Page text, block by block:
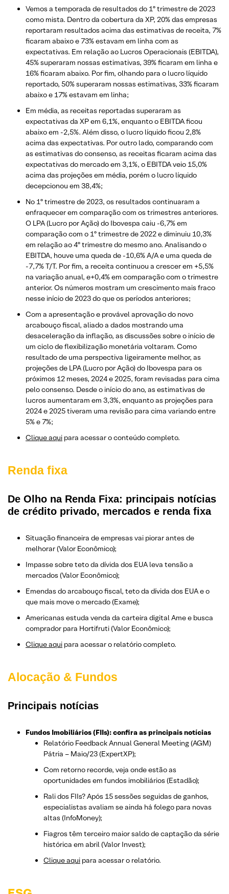
Vemos a temporada de resultados do 1º trimestre de 2023
como mista. Dentro da cobertura da XP, 20% das empresas
reportaram resultados acima das estimativas de receita, 7%
ficaram abaixo e 73% estavam em linha com as
expectativas. Em relação ao Lucros Operacionais (EBITDA),
45% superaram nossas estimativas, 39% ficaram em linha e
16% ficaram abaixo. Por fim, olhando para o lucro líquido
reportado, 50% superaram nossas estimativas, 33% ficaram
abaixo e 17% estavam em linha;
Em média, as receitas reportadas superaram as
expectativas da XP em 6,1%, enquanto o EBITDA ficou
abaixo em -2,5%. Além disso, o lucro líquido ficou 2,8%
acima das expectativas. Por outro lado, comparando com
as estimativas do consenso, as receitas ficaram acima das
expectativas do mercado em 3,1%, o EBITDA veio 15,0%
acima das projeções em média, porém o lucro líquido
decepcionou em 38,4%;
No 1º trimestre de 2023, os resultados continuaram a
enfraquecer em comparação com os trimestres anteriores.
O LPA (Lucro por Ação) do Ibovespa caiu -6,7% em
comparação com o 1º trimestre de 2022 e diminuiu 10,3%
em relação ao 4º trimestre do mesmo ano. Analisando o
EBITDA, houve uma queda de -10,6% A/A e uma queda de
-7,7% T/T. Por fim, a receita continuou a crescer em +5,5%
na variação anual, e+0,4% em comparação com o trimestre
anterior. Os números mostram um crescimento mais fraco
nesse início de 2023 do que os períodos anteriores;
Com a apresentação e provável aprovação do novo
arcabouço fiscal, aliado a dados mostrando uma
desaceleração da inflação, as discussões sobre o início de
um ciclo de flexibilização monetária voltaram. Como
resultado de uma perspectiva ligeiramente melhor, as
projeções de LPA (Lucro por Ação) do Ibovespa para os
próximos 12 meses, 2024 e 2025, foram revisadas para cima
pelo consenso. Desde o início do ano, as estimativas de
lucros aumentaram em 3,3%, enquanto as projeções para
2024 e 2025 tiveram uma revisão para cima variando entre
5% e 7%;
Clique aqui para acessar o conteúdo completo.
Renda fixa
De Olho na Renda Fixa: principais notícias
de crédito privado, mercados e renda fixa
Situação financeira de empresas vai piorar antes de
melhorar (Valor Econômico);
Impasse sobre teto da dívida dos EUA leva tensão a
mercados (Valor Econômico);
Emendas do arcabouço fiscal, teto da dívida dos EUA e o
que mais move o mercado (Exame);
Americanas estuda venda da carteira digital Ame e busca
comprador para Hortifruti (Valor Econômico);
Clique aqui para acessar o relatório completo.
Alocação & Fundos
Principais notícias
Fundos Imobiliários (FIIs): confira as principais notícias
Relatório Feedback Annual General Meeting (AGM)
Pátria – Maio/23 (ExpertXP);
Com retorno recorde, veja onde estão as
oportunidades em fundos imobiliários (Estadão);
Rali dos FIIs? Após 15 sessões seguidas de ganhos,
especialistas avaliam se ainda há folego para novas
altas (InfoMoney);
Fiagros têm terceiro maior saldo de captação da série
histórica em abril (Valor Invest);
Clique aqui para acessar o relatório.